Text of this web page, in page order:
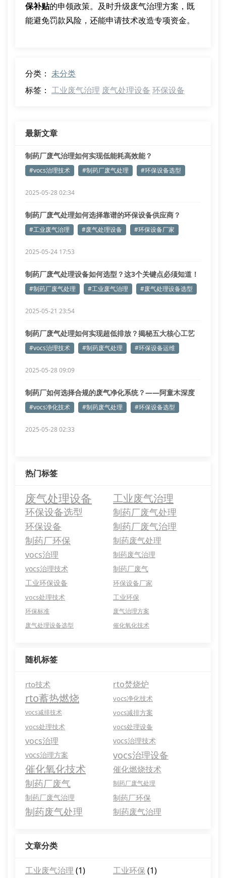
保补贴的申领政策。及时升级废气治理方案，既
能避免罚款风险，还能申请技术改造专项资金。
分类： 未分类
标签： 工业废气治理 废气处理设备 环保设备
最新文章
制药厂废气治理如何实现低能耗高效能？
#vocs治理技术 #制药厂废气处理 #环保设备选型
2025-05-28 02:34
制药厂废气处理如何选择靠谱的环保设备供应商？
#工业废气治理 #废气处理设备 #环保设备厂家
2025-05-24 17:53
制药厂废气处理设备如何选型？这3个关键点必须知道！
#制药厂废气处理 #工业废气治理 #废气处理设备选型
2025-05-21 23:54
制药厂废气处理如何实现超低排放？揭秘五大核心工艺
参数
#vocs治理技术 #制药废气处理 #环保设备运维
2025-05-28 09:09
制药厂如何选择合规的废气净化系统？——阿童木深度
解析
#vocs净化技术 #制药废气处理 #环保设备选型
2025-05-28 02:33
热门标签
废气处理设备 工业废气治理
环保设备选型 制药厂废气处理
环保设备
制药厂废气治理
制药厂环保
制药废气处理
vocs治理
制药废气治理
vocs治理技术
制药厂废气
工业环保设备
环保设备厂家
vocs处理技术
工业环保
环保标准
废气治理方案
废气处理设备选型
催化氧化技术
随机标签
rto技术 rto焚烧炉
rto蓄热燃烧 vocs净化技术
vocs减排技术
vocs减排方案
vocs处理技术
vocs处理设备
vocs治理
vocs治理技术
vocs治理方案
vocs治理设备
催化氧化技术 催化燃烧技术
制药厂废气 制药厂废气处理
制药厂废气治理 制药厂环保
制药废气处理 制药废气治理
文章分类
工业废气治理 (1) 工业环保 (1)